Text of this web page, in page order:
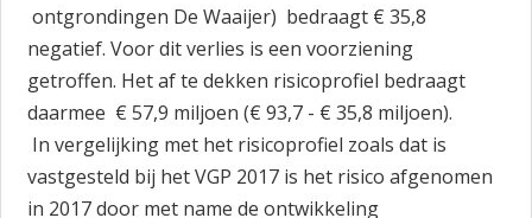
ontgrondingen De Waaijer) bedraagt € 35,8
negatief. Voor dit verlies is een voorziening
getroffen. Het af te dekken risicoprofiel bedraagt
daarmee € 57,9 miljoen (€ 93,7 - € 35,8 miljoen).
In vergelijking met het risicoprofiel zoals dat is
vastgesteld bij het VGP 2017 is het risico afgenomen
in 2017 door met name de ontwikkeling